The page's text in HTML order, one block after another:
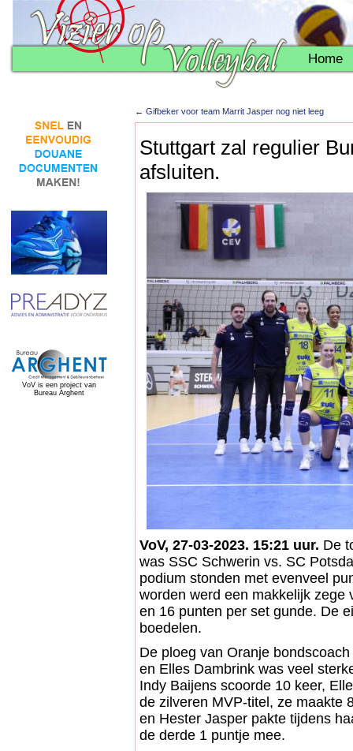
Home
VoV is een project van
Bureau Arghent
← Gifbeker voor team Marrit Jasper nog niet leeg
Stuttgart zal regulier
afsluiten.
VoV, 27-03-2023. 15:21 uur. De
was SSC Schwerin vs. SC
podium stonden met evenveel
worden werd een makkelijk zege
en 16 punten per set gunde. De
boedelen.
De ploeg van Oranje
en Elles Dambrink was veel
Indy Baijens scoorde 10 keer,
de zilveren MVP-titel, ze maakte
en Hester Jasper pakte tijdens
de derde 1 puntje mee.